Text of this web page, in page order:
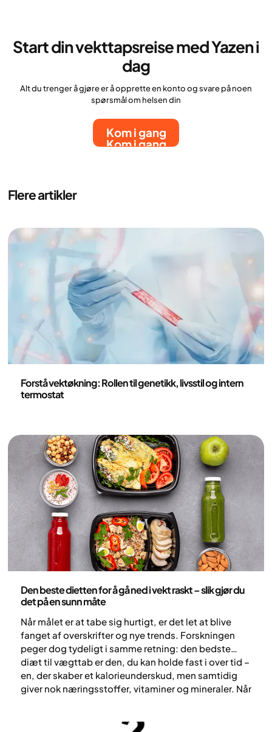
Start din vekttapsreise med Yazen i
dag
Alt du trenger å gjøre er å opprette en konto og svare på noen
spørsmål om helsen din
Kom i gang
Kom i gang
Flere artikler
Forstå vektøkning: Rollen til genetikk, livsstil og intern
termostat
Den beste dietten for å gå ned i vekt raskt – slik gjør du
det på en sunn måte
Når målet er at tabe sig hurtigt, er det let at blive
fanget af overskrifter og nye trends. Forskningen
peger dog tydeligt i samme retning: den bedste
diæt til vægttab er den, du kan holde fast i over tid –
en, der skaber et kalorieunderskud, men samtidig
giver nok næringsstoffer, vitaminer og mineraler. Når